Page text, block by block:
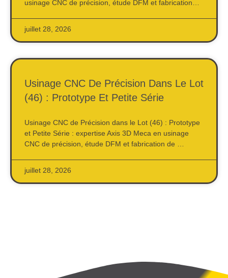
usinage CNC de précision, étude DFM et fabrication…
juillet 28, 2026
Usinage CNC De Précision Dans Le Lot
(46) : Prototype Et Petite Série
Usinage CNC de Précision dans le Lot (46) : Prototype
et Petite Série : expertise Axis 3D Meca en usinage
CNC de précision, étude DFM et fabrication de …
juillet 28, 2026